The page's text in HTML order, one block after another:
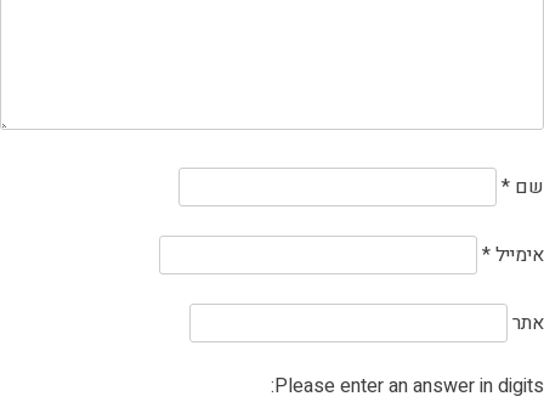
שם *
אימייל*
אתר
Please enter an answer in digits: